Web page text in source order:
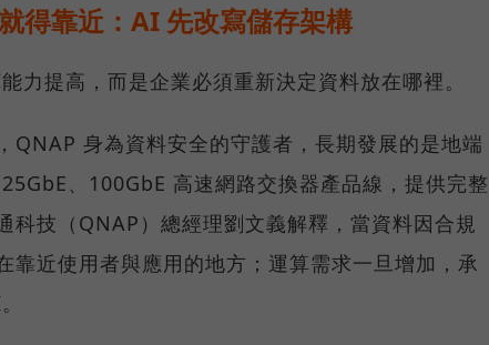
得靠近：AI 先改寫儲存架構
力提高，而是企業必須重新決定資料放在哪裡。
QNAP 身為資料安全的守護者，長期發展的是地端
、100GbE 高速網路交換器產品線，提供完整
科技（QNAP）總經理劉文義解釋，當資料因合規
靠近使用者與應用的地方；運算需求一旦增加，承